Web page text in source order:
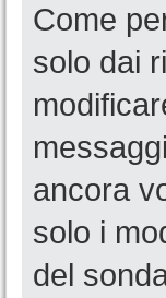
Come
solo dai
ancora
solo i
del